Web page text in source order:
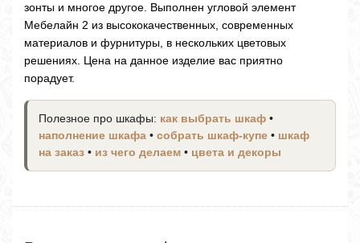
зонты и многое другое. Выполнен угловой элемент
Мебелайн 2 из высококачественных, современных
материалов и фурнитуры, в нескольких цветовых
решениях. Цена на данное изделие вас приятно
порадует.
Полезное про шкафы: как выбрать шкаф •
наполнение шкафа • собрать шкаф-купе • шкаф
на заказ • из чего делаем • цвета и декоры